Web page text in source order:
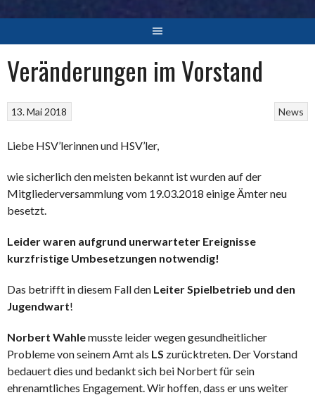
Veränderungen im Vorstand
News
13. Mai 2018
Liebe HSV’lerinnen und HSV’ler,
wie sicherlich den meisten bekannt ist wurden auf der
Mitgliederversammlung vom 19.03.2018 einige Ämter neu
besetzt.
Leider waren aufgrund unerwarteter Ereignisse
kurzfristige Umbesetzungen notwendig!
Das betrifft in diesem Fall den Leiter Spielbetrieb und den
Jugendwart!
Norbert Wahlemusste leider wegen gesundheitlicher
Probleme von seinem Amt als LS zurücktreten. Der Vorstand
bedauert dies und bedankt sich bei Norbert für sein
ehrenamtliches Engagement. Wir hoffen, dass er uns weiter